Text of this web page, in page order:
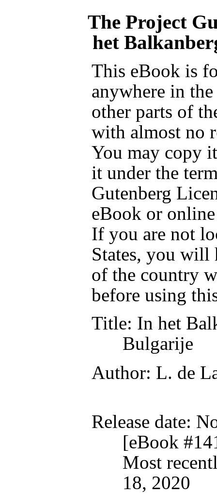
The Project
het
This eBook is
anywhere in
other parts of
with almost no
You may copy
it under the
Gutenberg
eBook or
If you are not
States, you will
of the country
before using
Title: In het
Bulgarije
Author: L. de
Release date:
[eBook
Most
18, 2020